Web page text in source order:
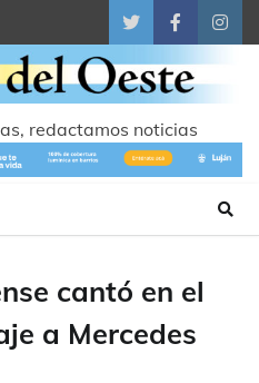
TwitterFacebook
redactamos noticias
cantó en el
a Mercedes